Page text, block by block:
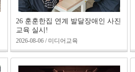
26 훈훈한집 연계 발달장애인 사진
교육 실시!
2026-08-06 / 미디어교육